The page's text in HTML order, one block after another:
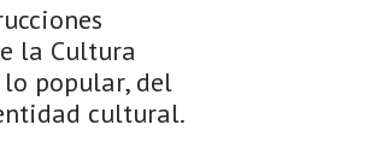
la Cultura
popular, del
cultural.